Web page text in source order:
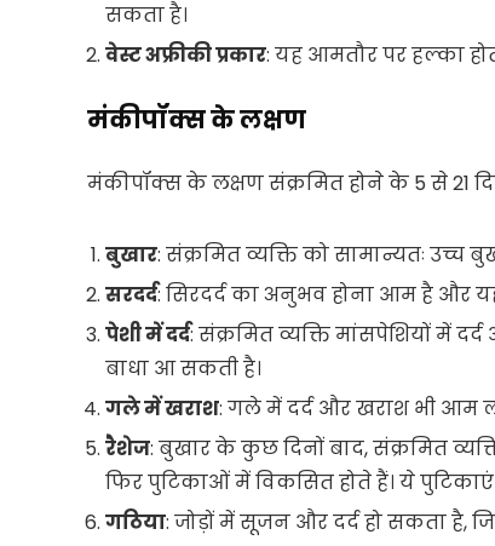
सकता है।
वेस्ट अफ्रीकी प्रकार: यह आमतौर पर हल्का
मंकीपॉक्स के लक्षण
मंकीपॉक्स के लक्षण संक्रमित होने के 5 से 21
बुखार: संक्रमित व्यक्ति को सामान्यतः उच्च
सरदर्द: सिरदर्द का अनुभव होना आम है और
पेशी में दर्द: संक्रमित व्यक्ति मांसपेशियों में
बाधा आ सकती है।
गले में खराश: गले में दर्द और खराश भी आम
रैशेज: बुखार के कुछ दिनों बाद, संक्रमित
फिर पुटिकाओं में विकसित होते हैं। ये
गठिया: जोड़ों में सूजन और दर्द हो सकता है,